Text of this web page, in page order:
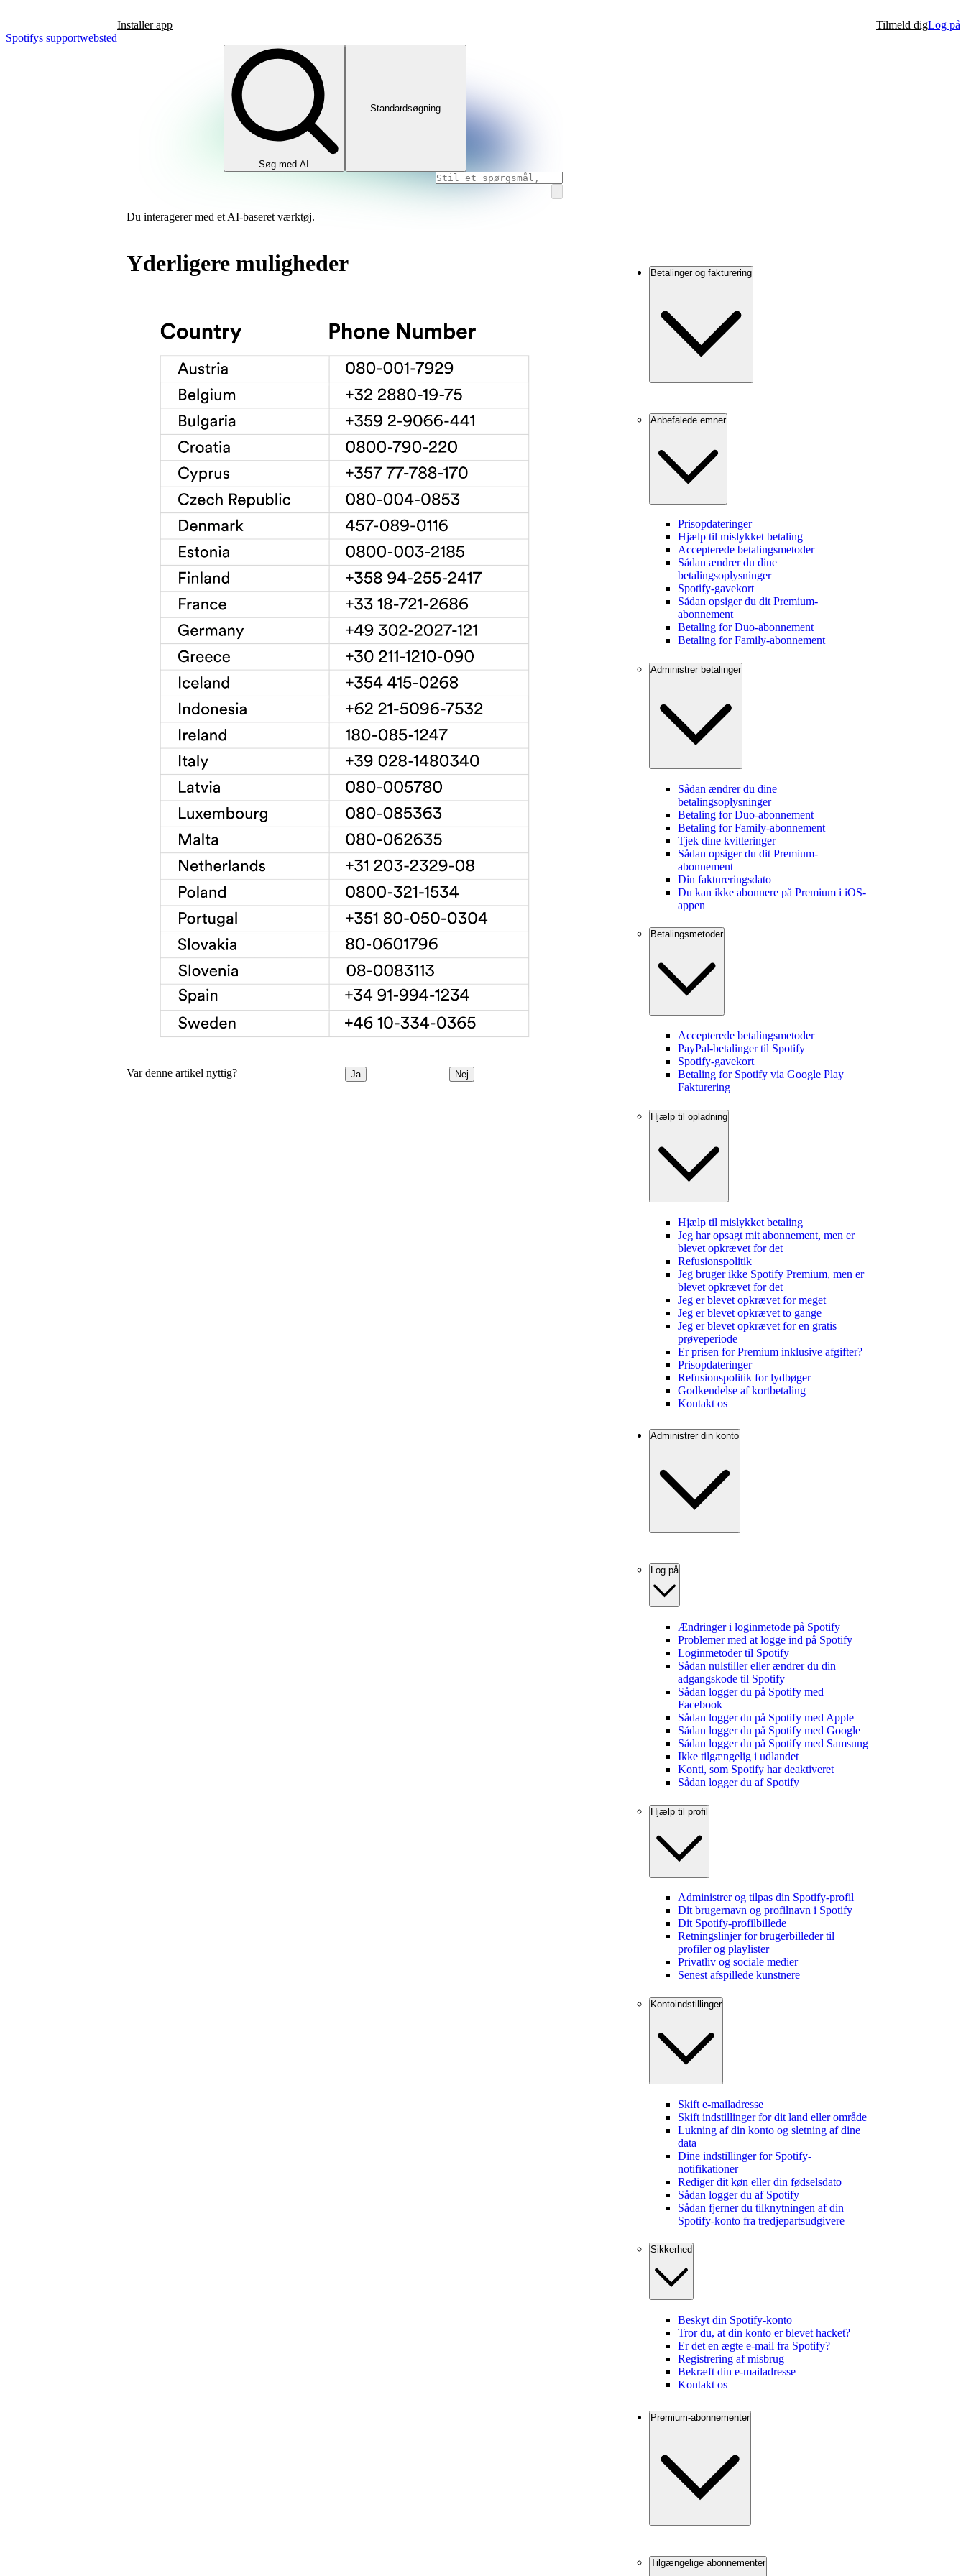
Spotifys supportwebsted
Installer app Tilmeld digLog på
Søg med AI
Standardsøgning
Du interagerer med et AI-baseret værktøj.
Yderligere muligheder
Var denne artikel nyttig? Ja Nej
Betalinger og fakturering
Anbefalede emner
Prisopdateringer
Hjælp til mislykket betaling
Accepterede betalingsmetoder
Sådan ændrer du dine
betalingsoplysninger
Spotify-gavekort
Sådan opsiger du dit Premium-
abonnement
Betaling for Duo-abonnement
Betaling for Family-abonnement
Administrer betalinger
Sådan ændrer du dine
betalingsoplysninger
Betaling for Duo-abonnement
Betaling for Family-abonnement
Tjek dine kvitteringer
Sådan opsiger du dit Premium-
abonnement
Din faktureringsdato
Du kan ikke abonnere på Premium i iOS-
appen
Betalingsmetoder
Accepterede betalingsmetoder
PayPal-betalinger til Spotify
Spotify-gavekort
Betaling for Spotify via Google Play
Fakturering
Hjælp til opladning
Hjælp til mislykket betaling
Jeg har opsagt mit abonnement, men er
blevet opkrævet for det
Refusionspolitik
Jeg bruger ikke Spotify Premium, men er
blevet opkrævet for det
Jeg er blevet opkrævet for meget
Jeg er blevet opkrævet to gange
Jeg er blevet opkrævet for en gratis
prøveperiode
Er prisen for Premium inklusive afgifter?
Prisopdateringer
Refusionspolitik for lydbøger
Godkendelse af kortbetaling
Kontakt os
Administrer din konto
Log på
Ændringer i loginmetode på Spotify
Problemer med at logge ind på Spotify
Loginmetoder til Spotify
Sådan nulstiller eller ændrer du din
adgangskode til Spotify
Sådan logger du på Spotify med
Facebook
Sådan logger du på Spotify med Apple
Sådan logger du på Spotify med Google
Sådan logger du på Spotify med Samsung
Ikke tilgængelig i udlandet
Konti, som Spotify har deaktiveret
Sådan logger du af Spotify
Hjælp til profil
Administrer og tilpas din Spotify-profil
Dit brugernavn og profilnavn i Spotify
Dit Spotify-profilbillede
Retningslinjer for brugerbilleder til
profiler og playlister
Privatliv og sociale medier
Senest afspillede kunstnere
Kontoindstillinger
Skift e-mailadresse
Skift indstillinger for dit land eller område
Lukning af din konto og sletning af dine
data
Dine indstillinger for Spotify-
notifikationer
Rediger dit køn eller din fødselsdato
Sådan logger du af Spotify
Sådan fjerner du tilknytningen af din
Spotify-konto fra tredjepartsudgivere
Sikkerhed
Beskyt din Spotify-konto
Tror du, at din konto er blevet hacket?
Er det en ægte e-mail fra Spotify?
Registrering af misbrug
Bekræft din e-mailadresse
Kontakt os
Premium-abonnementer
Tilgængelige abonnementer